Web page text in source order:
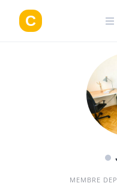
contenu
MEMBRE